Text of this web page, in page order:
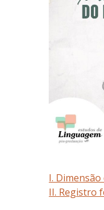
I.
II. Registro